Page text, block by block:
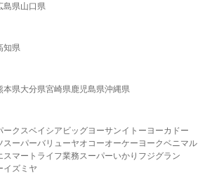
島県山口県
知県
本県大分県宮崎県鹿児島県沖縄県
ークスベイシア ビッグヨーサンイトーヨーカドー
スーパーバリューヤオコーオーケー ヨークベニマル
スマート ライフ業務スーパーいかり フジグラン
イズミヤ